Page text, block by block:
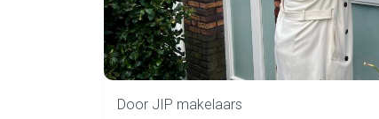
Door JIP makelaars